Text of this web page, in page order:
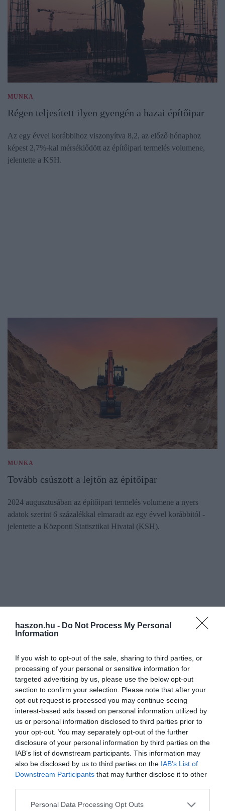
haszon.hu - Do Not Process My Personal
Information
If you wish to opt-out of the sale, sharing to third parties, or
processing of your personal or sensitive information for
targeted advertising by us, please use the below opt-out
section to confirm your selection. Please note that after your
opt-out request is processed you may continue seeing
interest-based ads based on personal information utilized by
us or personal information disclosed to third parties prior to
your opt-out. You may separately opt-out of the further
disclosure of your personal information by third parties on the
IAB’s list of downstream participants. This information may
also be disclosed by us to third parties on the IAB’s List of
Downstream Participants that may further disclose it to other
Please note that this website/app uses one or more Google
Personal Data Processing Opt Outs
MUNKA
Régen teljesített ilyen gyengén a hazai építőipar
Az egy évvel korábbihoz viszonyítva 8,2, az előző hónaphoz
képest 2,7%-kal mérséklődött az építőipari termelés volumene,
jelentette a KSH.
MUNKA
Tovább csúszott a lejtőn az építőipar
2024 augusztusában az építőipari termelés volumene a nyers
adatok szerint 6 százalékkal elmaradt az egy évvel korábbitól -
jelentette a Központi Statisztikai Hivatal (KSH).